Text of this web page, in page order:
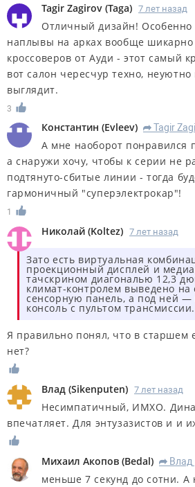
Tagir Zagirov (Taga) 7 лет назад
Отличный дизайн! Особенно
наплывы на арках вообще шикарно
кроссоверов от Ауди - этот самый
вот салон чересчур техно, неуютно
выглядит.
3
Константин (Evleev) R Tagir
А мне наоборот понравился
а снаружи хочу, чтобы к серии не
подтянуто-сбитые линии - тогда
гармоничный "суперэлектрокар"!
1
Николай (Koltez) 7 лет назад
Зато есть виртуальная
проекционный дисплей и
тачскрином диагональю 12,3
климат-контролем выведено на
сенсорную панель, а под ней —
консоль с пультом трансмиссии.
Я правильно понял, что в
нет?
Влад (Sikenputen) 7 лет назад
Несимпатичный, ИМХО.
впечатляет. Для энтузазистов и и
Михаил Акопов (Bedal) R Влад
меньше 7 секунд до сотни. А